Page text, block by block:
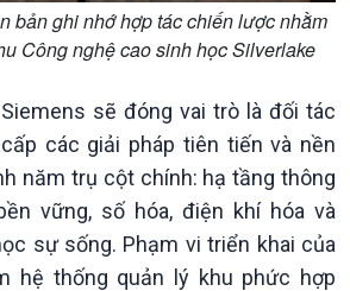
dân
Vấn đề quốc tế
Hồ sơ sự kiện quốc tế
Biên cương - Một dải vững
bền
bản ghi nhớ hợp tác chiến lược nhằm
Công nghệ cao sinh học Silverlake
sẽ đóng vai trò là đối tác
các giải pháp tiên tiến và nền
năm trụ cột chính: hạ tầng thông
vững, số hóa, điện khí hóa và
sự sống. Phạm vi triển khai của
hệ thống quản lý khu phức hợp